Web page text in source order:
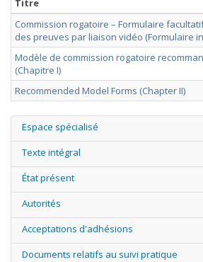
Titre
Commission rogatoire – Formulaire
des preuves par liaison vidéo (Formulaire
Modèle de commission rogatoire
(Chapitre I)
Recommended Model Forms (Chapter II)
Espace spécialisé
Texte intégral
État présent
Autorités
Acceptations d'adhésions
Documents relatifs au suivi pratique